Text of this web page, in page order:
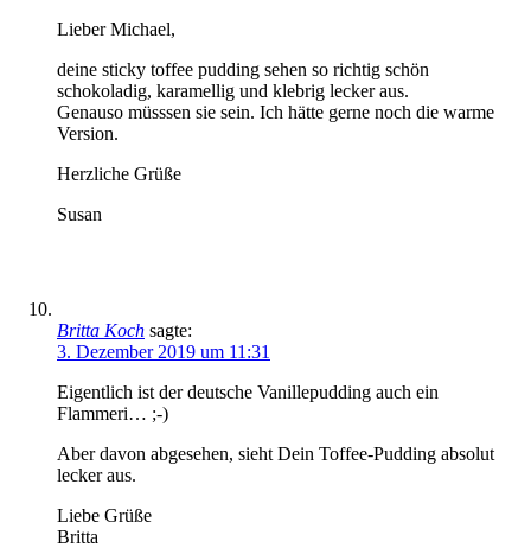
Lieber Michael,
deine sticky toffee pudding sehen so richtig schön
schokoladig, karamellig und klebrig lecker aus.
Genauso müsssen sie sein. Ich hätte gerne noch die warme
Version.
Herzliche Grüße
Susan
Britta Koch sagte:
3. Dezember 2019 um 11:31
Eigentlich ist der deutsche Vanillepudding auch ein
Flammeri… ;-)
Aber davon abgesehen, sieht Dein Toffee-Pudding absolut
lecker aus.
Liebe Grüße
Britta